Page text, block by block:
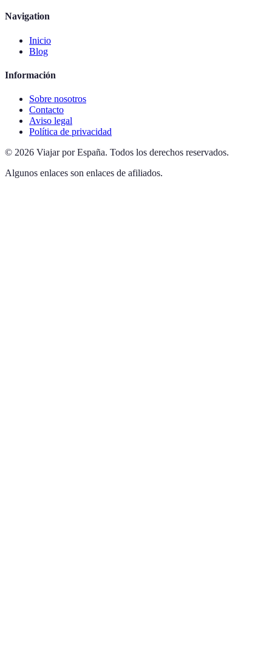
Navigation
Inicio
Blog
Información
Sobre nosotros
Contacto
Aviso legal
Política de privacidad
© 2026 Viajar por España. Todos los derechos reservados.
Algunos enlaces son enlaces de afiliados.